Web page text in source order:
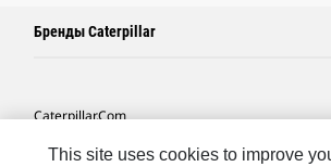
Бренды Caterpillar
Caterpillar.com
Связаться С Caterpillar
This site uses cookies to improve